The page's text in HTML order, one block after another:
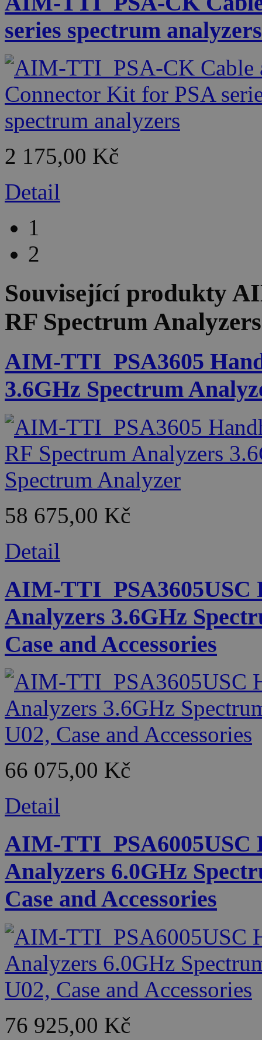
series spectrum analyzers
2 175,00 Kč
Detail
1
2
Související produkty
RF Spectrum
AIM-TTI_PSA3605
3.6GHz Spectrum
58 675,00 Kč
Detail
AIM-TTI_PSA3605USC
Analyzers 3.6GHz
Case and Accessories
66 075,00 Kč
Detail
AIM-TTI_PSA6005USC
Analyzers 6.0GHz
Case and Accessories
76 925,00 Kč